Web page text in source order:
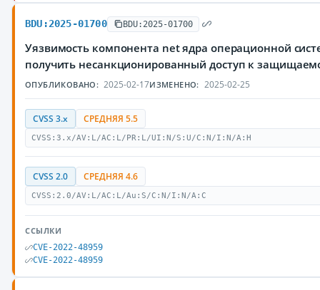
BDU:2025-01700 BDU:2025-01700
Уязвимость компонента net ядра операционной
получить несанкционированный доступ к
ОПУБЛИКОВАНО: 2025-02-17ИЗМЕНЕНО: 2025-02-25
CVSS 3.x СРЕДНЯЯ 5.5
CVSS:3.x/AV:L/AC:L/PR:L/UI:N/S:U/C:N/I:N/A:H
CVSS 2.0 СРЕДНЯЯ 4.6
CVSS:2.0/AV:L/AC:L/Au:S/C:N/I:N/A:C
ССЫЛКИ
CVE-2022-48959
CVE-2022-48959